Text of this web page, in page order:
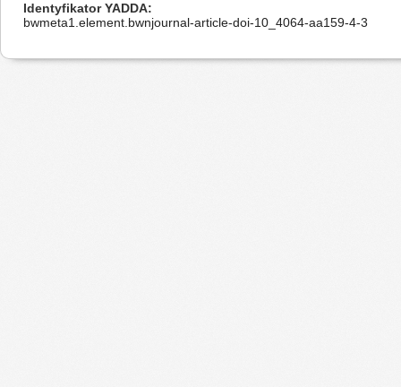
Identyfikator YADDA
bwmeta1.element.bwnjournal-article-doi-10_4064-aa159-4-3